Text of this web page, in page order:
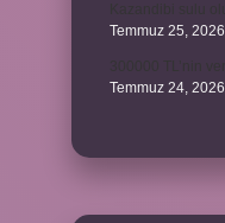
Temmuz 25, 2026
Temmuz 24, 2026